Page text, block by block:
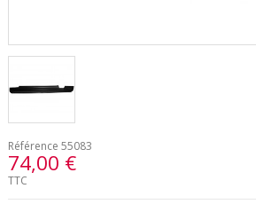
Référence 55083
74,00 €
TTC